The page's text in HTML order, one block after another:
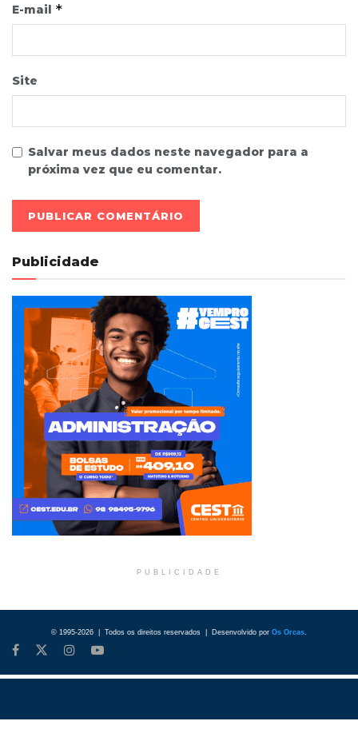
E-mail *
Site
Salvar meus dados neste navegador para a
próxima vez que eu comentar.
Publicidade
PUBLICIDADE
© 1995-2026 | Todos os direitos reservados | Desenvolvido por Os Orcas